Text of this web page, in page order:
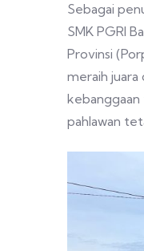
Sebagai
SMK PGRI
Provinsi
meraih juara
kebanggaan
pahlawan